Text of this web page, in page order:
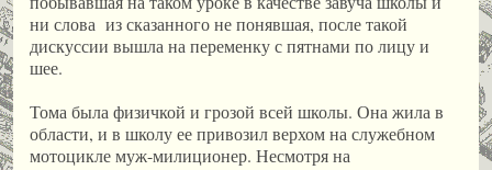
ни слова из сказанного не понявшая, после такой
дискуссии вышла на переменку с пятнами по лицу и
шее.
Тома была физичкой и грозой всей школы. Она жила в
области, и в школу ее привозил верхом на служебном
мотоцикле муж-милиционер. Несмотря на